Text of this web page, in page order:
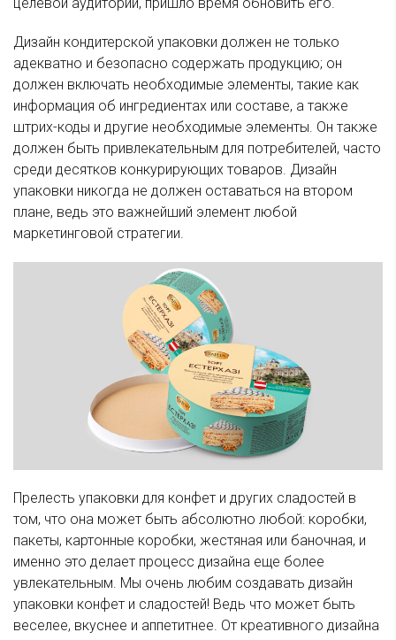
Дизайн кондитерской упаковки должен не только
адекватно и безопасно содержать продукцию; он
должен включать необходимые элементы, такие как
информация об ингредиентах или составе, а также
штрих-коды и другие необходимые элементы. Он также
должен быть привлекательным для потребителей, часто
среди десятков конкурирующих товаров. Дизайн
упаковки никогда не должен оставаться на втором
плане, ведь это важнейший элемент любой
маркетинговой стратегии.
Прелесть упаковки для конфет и других сладостей в
том, что она может быть абсолютно любой: коробки,
пакеты, картонные коробки, жестяная или баночная, и
именно это делает процесс дизайна еще более
увлекательным. Мы очень любим создавать дизайн
упаковки конфет и сладостей! Ведь что может быть
веселее, вкуснее и аппетитнее. От креативного дизайна